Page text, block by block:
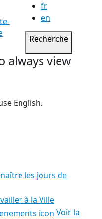
fr
en
Recherche
always view
English.
les jours de
à la Ville
Voir la